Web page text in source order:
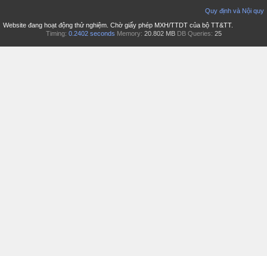
Quy định và Nội quy
Website đang hoạt động thử nghiệm. Chờ giấy phép MXH/TTDT của bộ TT&TT.
Timing: 0.2402 seconds Memory: 20.802 MB DB Queries: 25